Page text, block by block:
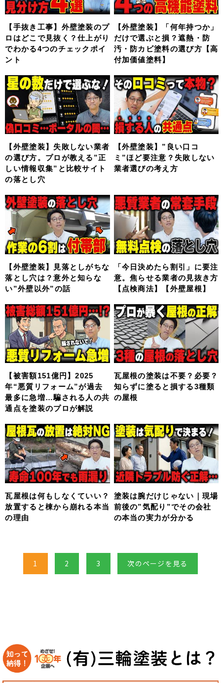
【手抜き工事】外壁塗装のプ
ロはどこで見抜く？仕上がり
でわかる4つのチェックポイ
ント
【外壁塗装】「何年持つか」
だけで選ぶと損？遮熱・防
汚・防カビ塗料の選び方【高
付加価値塗料】
【外壁塗装】失敗しない業者
の選び方。プロが教える”正
しい情報収集”と比較サイト
の落とし穴
【外壁塗装】”良い口コ
ミ”ほど要注意？失敗しない
業者選びの考え方
【外壁塗装】見落としがちな
落とし穴は？意外と知らな
い”外壁以外”の話
「今日決めたら割引」に要注
意。焦らせる業者の見抜き方
【点検商法】【外壁屋根】
【被害額151億円】2025
年“悪質リフォーム”が過去
最多に急増…騙される人の共
通点を塗装のプロが解説
瓦屋根の塗装は不要？必要？
知らずに塗ると損する3種類
の屋根
瓦屋根は何もしなくていい？
放置すると棟から崩れる本当
の理由
塗装は腕だけじゃない｜現場
前後の”気配り”でその会社
の本当の実力が分かる
1 2 3 次のページを見る